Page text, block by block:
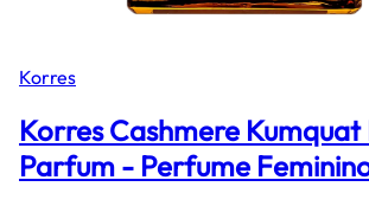
Korres
Korres Cashmere Kumquat
Parfum - Perfume